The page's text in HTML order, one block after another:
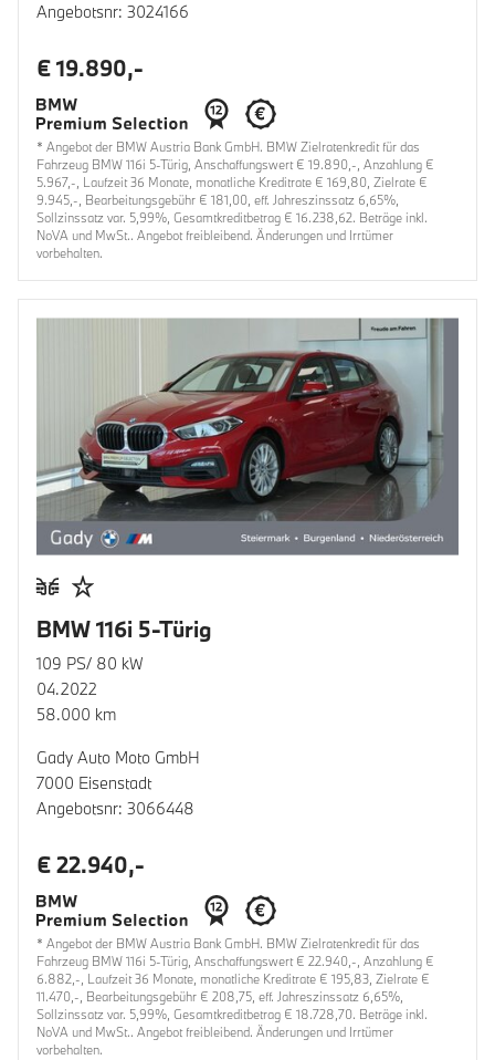
Angebotsnr: 3024166
€ 19.890,-
* Angebot der BMW Austria Bank GmbH. BMW Zielratenkredit für das
Fahrzeug BMW 116i 5-Türig, Anschaffungswert € 19.890,-, Anzahlung €
5.967,-, Laufzeit 36 Monate, monatliche Kreditrate € 169,80, Zielrate €
9.945,-, Bearbeitungsgebühr € 181,00, eff. Jahreszinssatz 6,65%,
Sollzinssatz var. 5,99%, Gesamtkreditbetrag € 16.238,62. Beträge inkl.
NoVA und MwSt.. Angebot freibleibend. Änderungen und Irrtümer
vorbehalten.
BMW 116i 5-Türig
109 PS/ 80 kW
04.2022
58.000 km
Gady Auto Moto GmbH
7000 Eisenstadt
Angebotsnr: 3066448
€ 22.940,-
* Angebot der BMW Austria Bank GmbH. BMW Zielratenkredit für das
Fahrzeug BMW 116i 5-Türig, Anschaffungswert € 22.940,-, Anzahlung €
6.882,-, Laufzeit 36 Monate, monatliche Kreditrate € 195,83, Zielrate €
11.470,-, Bearbeitungsgebühr € 208,75, eff. Jahreszinssatz 6,65%,
Sollzinssatz var. 5,99%, Gesamtkreditbetrag € 18.728,70. Beträge inkl.
NoVA und MwSt.. Angebot freibleibend. Änderungen und Irrtümer
vorbehalten.